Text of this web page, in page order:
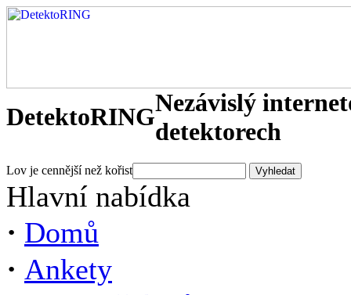
DetektoRINGNezávislý
detektorech
Lov je cennější než kořist
Hlavní nabídka
· Domů
· Ankety